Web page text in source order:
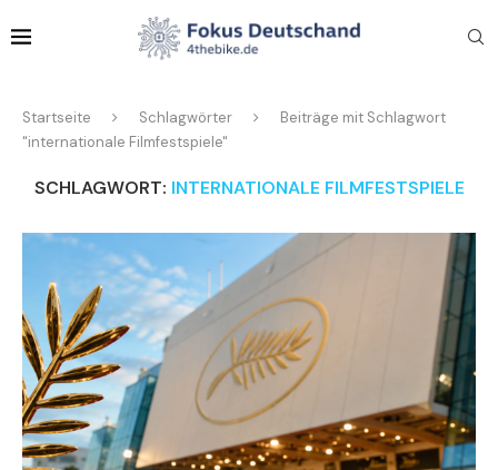
Startseite Schlagwörter
Beiträge mit Schlagwort
"internationale Filmfestspiele"
SCHLAGWORT: INTERNATIONALE FILMFESTSPIELE